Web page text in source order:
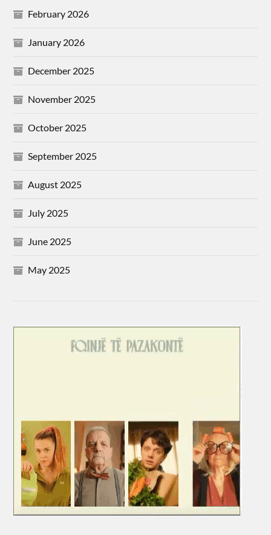
February 2026
January 2026
December 2025
November 2025
October 2025
September 2025
August 2025
July 2025
June 2025
May 2025